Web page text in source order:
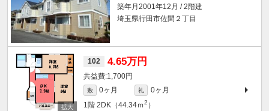
築年月2001年12月 / 2階建
埼玉県行田市佐間２丁目
102 4.65万円
1,700円
敷 0ヶ月 礼
0ヶ月
1階 2DK（44.34ｍ2 ）